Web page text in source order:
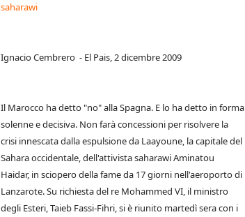
saharawi
Ignacio Cembrero - El Pais, 2 dicembre 2009
Il Marocco ha detto "no" alla Spagna. E lo ha detto in forma
solenne e decisiva. Non farà concessioni per risolvere la
crisi innescata dalla espulsione da Laayoune, la capitale del
Sahara occidentale, dell'attivista saharawi Aminatou
Haidar, in sciopero della fame da 17 giorni nell'aeroporto di
Lanzarote. Su richiesta del re Mohammed VI, il ministro
degli Esteri, Taieb Fassi-Fihri, si è riunito martedì sera con i